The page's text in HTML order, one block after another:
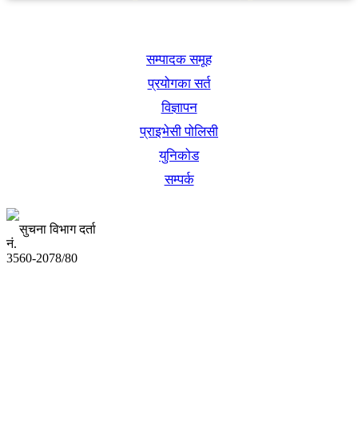
सम्पादक समूह
प्रयोगका सर्त
विज्ञापन
प्राइभेसी पोलिसी
युनिकोड
सम्पर्क
सुचना विभाग दर्ता
नं.
3560-2078/80